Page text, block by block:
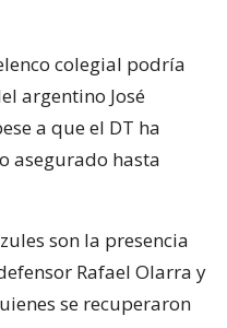
colegial podría
argentino José
a que el DT ha
asegurado hasta
son la presencia
Rafael Olarra y
se recuperaron